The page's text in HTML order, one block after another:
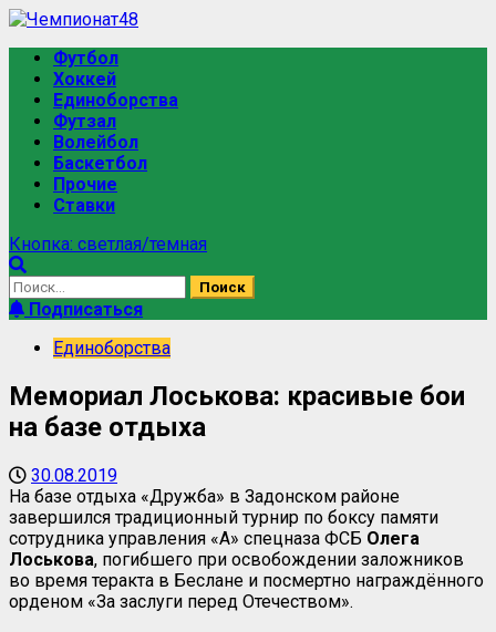
Футбол
Хоккей
Единоборства
Футзал
Волейбол
Баскетбол
Прочие
Ставки
Кнопка: светлая/темная
Подписаться
Единоборства
Мемориал Лоськова: красивые бои
на базе отдыха
30.08.2019
На базе отдыха «Дружба» в Задонском районе
завершился традиционный турнир по боксу памяти
сотрудника управления «А» спецназа ФСБ Олега
Лоськова, погибшего при освобождении заложников
во время теракта в Беслане и посмертно награждённого
орденом «За заслуги перед Отечеством».